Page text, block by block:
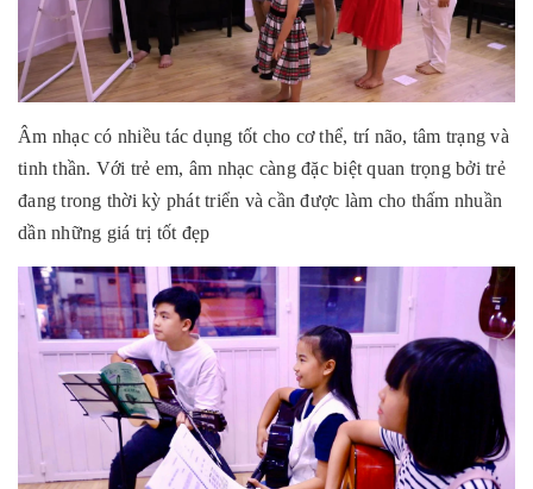
Âm nhạc có nhiều tác dụng tốt cho cơ thể, trí não, tâm trạng và
tinh thần. Với trẻ em, âm nhạc càng đặc biệt quan trọng bởi trẻ
đang trong thời kỳ phát triển và cần được làm cho thấm nhuần
dần những giá trị tốt đẹp